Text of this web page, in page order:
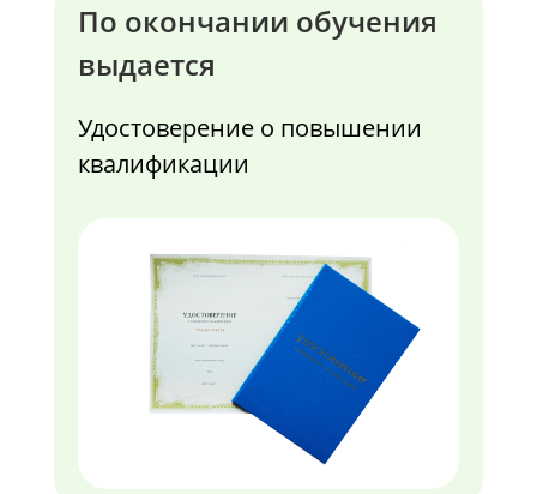
По окончании обучения
выдается
Удостоверение о повышении
квалификации